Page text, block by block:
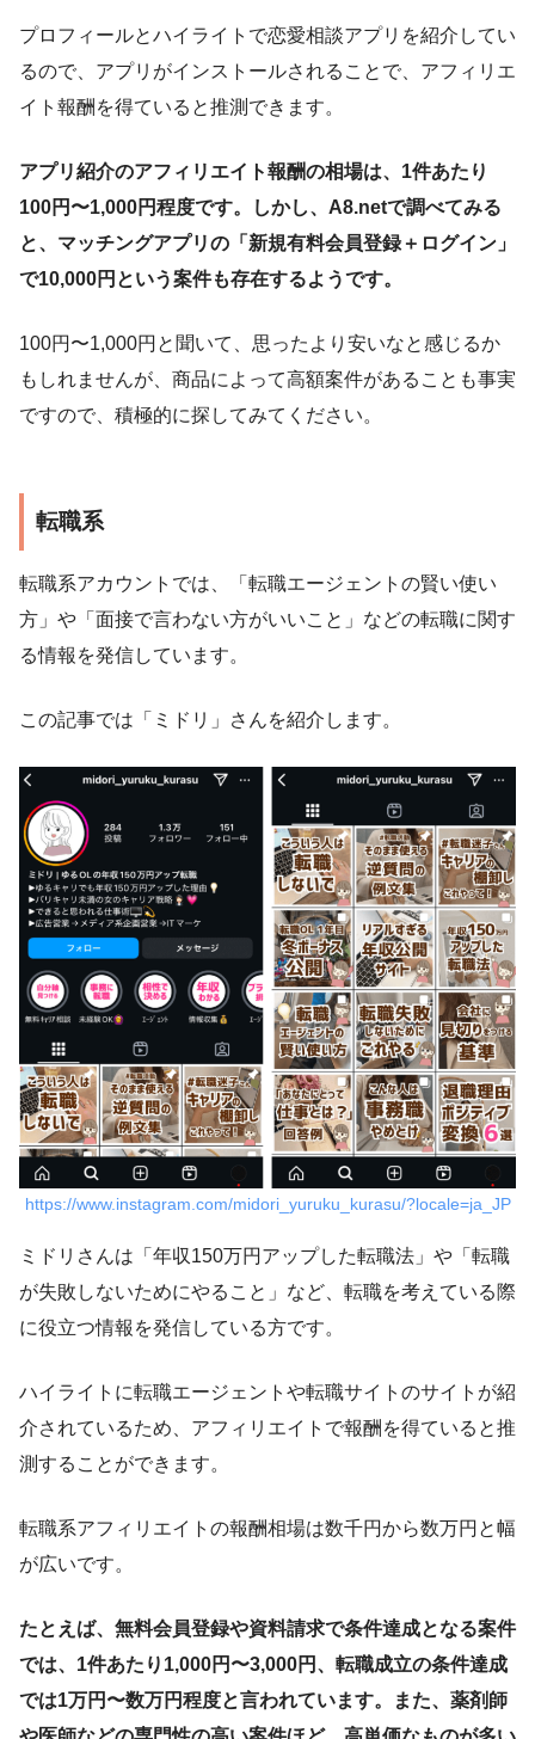
プロフィールとハイライトで恋愛相談アプリを紹介してい
るので、アプリがインストールされることで、アフィリエ
イト報酬を得ていると推測できます。
アプリ紹介のアフィリエイト報酬の相場は、1件あたり
100円〜1,000円程度です。しかし、A8.netで調べてみる
と、マッチングアプリの「新規有料会員登録＋ログイン」
で10,000円という案件も存在するようです。
100円〜1,000円と聞いて、思ったより安いなと感じるか
もしれませんが、商品によって高額案件があることも事実
ですので、積極的に探してみてください。
転職系
転職系アカウントでは、「転職エージェントの賢い使い
方」や「面接で言わない方がいいこと」などの転職に関す
る情報を発信しています。
この記事では「ミドリ」さんを紹介します。
https://www.instagram.com/midori_yuruku_kurasu/?locale=ja_JP
ミドリさんは「年収150万円アップした転職法」や「転職
が失敗しないためにやること」など、転職を考えている際
に役立つ情報を発信している方です。
ハイライトに転職エージェントや転職サイトのサイトが紹
介されているため、アフィリエイトで報酬を得ていると推
測することができます。
転職系アフィリエイトの報酬相場は数千円から数万円と幅
が広いです。
たとえば、無料会員登録や資料請求で条件達成となる案件
では、1件あたり1,000円〜3,000円、転職成立の条件達成
では1万円〜数万円程度と言われています。また、薬剤師